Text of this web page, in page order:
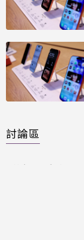
討論區
共有 則留言